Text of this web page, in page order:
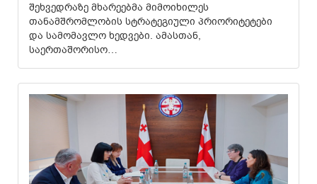
შეხვედრაზე მხარეებმა მიმოიხილეს
თანამშრომლობის სტრატეგიული პრიორიტეტები
და სამომავლო ხედვები. ამასთან,
საერთაშორისო…